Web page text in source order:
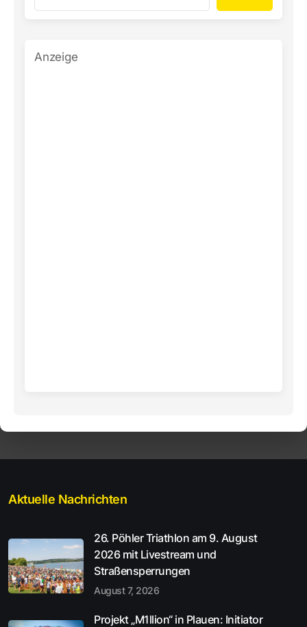
Anzeige
Aktuelle Nachrichten
26. Pöhler Triathlon am 9. August
2026 mit Livestream und
Straßensperrungen
August 7, 2026
Projekt „M1llion“ in Plauen: Initiator